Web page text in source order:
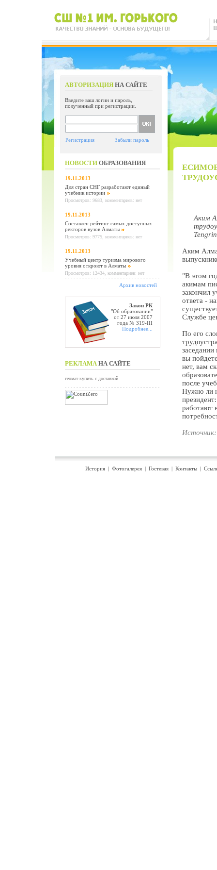
АВТОРИЗАЦИЯ НА САЙТЕ
Введите ваш логин и пароль,
полученный при регистрации.
Регистрация Забыли пароль
НОВОСТИ ОБРАЗОВАНИЯ
19.11.2013
Для стран СНГ разработают единый
учебник истории
Просмотров: 9683, комментариев: нет
19.11.2013
Составлен рейтинг самых доступных
ректоров вузов Алматы
Просмотров: 9775, комментариев: нет
19.11.2013
Учебный центр туризма мирового
уровня откроют в Алматы
Просмотров: 12434, комментариев: нет
Архив новостей
Закон РК
"Об образовании"
от 27 июля 2007
года № 319-III
Подробнее...
РЕКЛАМАНА САЙТЕ
геомат купить с доставкой
Аким
Аким
"В этом
акимам
закончил
ответа -
Службе
По его
вы
нет, вам
после
Нужно ли
работают
Источник:
История | Фотогалерея | Гостевая | Контакты |